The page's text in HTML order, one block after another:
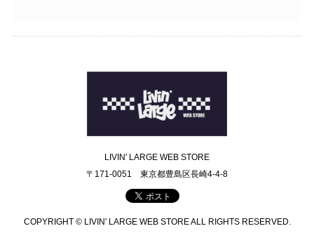
LIVIN' LARGE WEB STORE
〒171-0051 東京都豊島区長崎4-4-8
COPYRIGHT © LIVIN' LARGE WEB STORE ALL RIGHTS RESERVED.